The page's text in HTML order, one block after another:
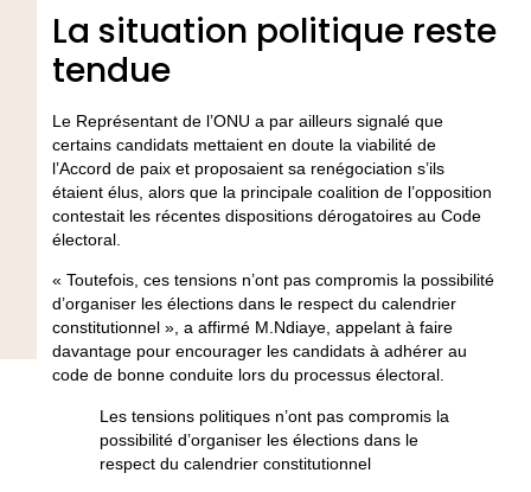
La situation politique reste
tendue
Le Représentant de l’ONU a par ailleurs signalé que
certains candidats mettaient en doute la viabilité de
l’Accord de paix et proposaient sa renégociation s’ils
étaient élus, alors que la principale coalition de l’opposition
contestait les récentes dispositions dérogatoires au Code
électoral.
« Toutefois, ces tensions n’ont pas compromis la possibilité
d’organiser les élections dans le respect du calendrier
constitutionnel », a affirmé M.Ndiaye, appelant à faire
davantage pour encourager les candidats à adhérer au
code de bonne conduite lors du processus électoral.
Les tensions politiques n’ont pas compromis la
possibilité d’organiser les élections dans le
respect du calendrier constitutionnel